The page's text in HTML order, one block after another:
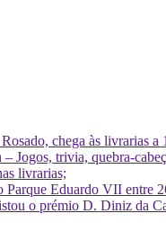
chega às livrarias a
Jogos, trivia, quebra-
livrarias;
Parque Eduardo VII entre
o prémio D. Diniz da